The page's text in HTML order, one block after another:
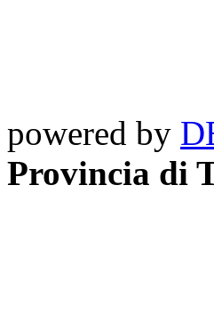
powered by
Provincia di